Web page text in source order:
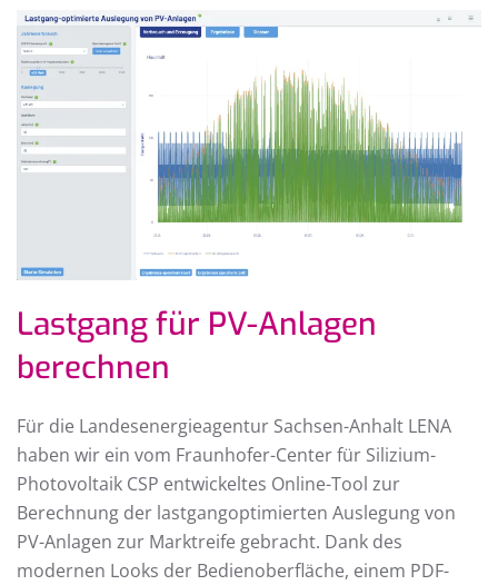
Lastgang für PV-Anlagen
berechnen
Für die Landesenergieagentur Sachsen-Anhalt LENA
haben wir ein vom Fraunhofer-Center für Silizium-
Photovoltaik CSP entwickeltes Online-Tool zur
Berechnung der lastgangoptimierten Auslegung von
PV-Anlagen zur Marktreife gebracht. Dank des
modernen Looks der Bedienoberfläche, einem PDF-